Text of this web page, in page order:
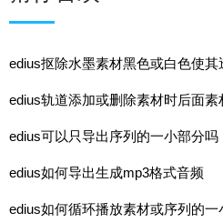
edius抠除水墨素材黑色或白色使
内 ...
edius轨道添加或删除素材时后面
动
edius可以只导出序列的一小部分吗
edius如何导出生成mp3格式音频
edius如何循环播放素材或序列的一